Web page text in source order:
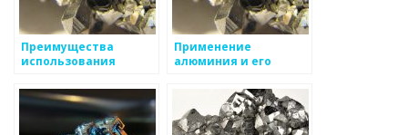
Преимущества
использования
строительстве: обзор
основных
преимуществ
Применение
алюминия и его
промышленности